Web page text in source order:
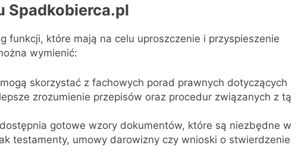
Spadkobierca.pl
funkcji, które mają na celu uproszczenie i przyspieszenie
wymienić:
skorzystać z fachowych porad prawnych dotyczących
zrozumienie przepisów oraz procedur związanych z tą
gotowe wzory dokumentów, które są niezbędne w
testamenty, umowy darowizny czy wnioski o stwierdzenie